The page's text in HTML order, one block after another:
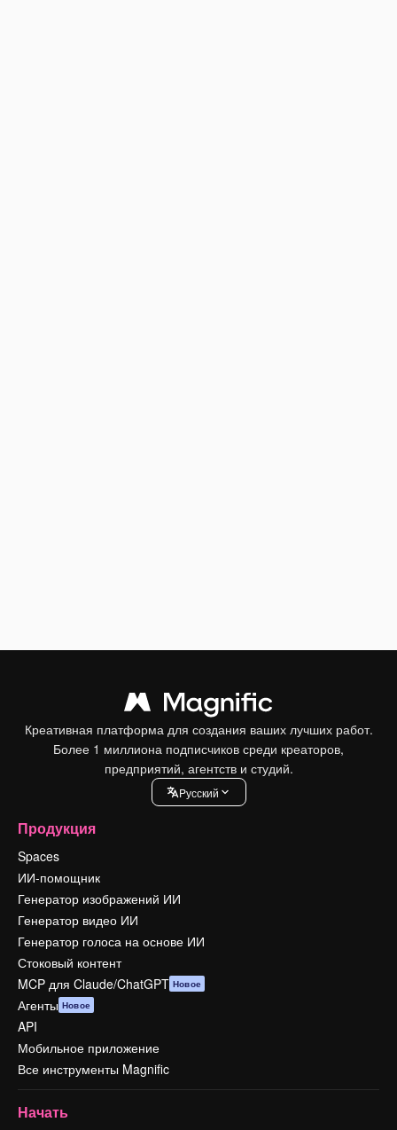
Креативная платформа для создания ваших лучших работ.
Более 1 миллиона подписчиков среди креаторов,
предприятий, агентств и студий.
Pусский
Продукция
Spaces
ИИ-помощник
Генератор изображений ИИ
Генератор видео ИИ
Генератор голоса на основе ИИ
Стоковый контент
MCP для Claude/ChatGPT Новое
Агенты Новое
API
Мобильное приложение
Все инструменты Magnific
Начать